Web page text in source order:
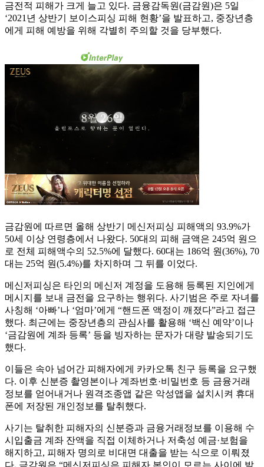
금전적 피해가 크게 늘고 있다. 금융감독원(금감원)은 5일
‘2021년 상반기 보이스피싱 피해 현황’을 발표하고, 중장년층
에게 피해 예방을 위해 각별히 주의할 것을 당부했다.
금감원에 따르면 올해 상반기 메신저피싱 피해액의 93.9%가
50세 이상 연령층에서 나왔다. 50대의 피해 금액은 245억 원으
로 전체 피해액수의 52.5%에 달했다. 60대는 186억 원(36%), 70
대는 25억 원(5.4%)를 차지하며 그 뒤를 이었다.
메신저피싱은 타인의 메신저 계정을 도용해 등록된 지인에게
메시지를 보내 금전을 요구하는 행위다. 사기범은 주로 자녀를
사칭해 ‘아빠’나 ‘엄마’에게 “핸드폰 액정이 깨졌다”라고 접근
했다. 최근에는 중장년층의 관심사를 활용해 ‘백신 예약’이나
‘금감원에 계좌 등록’ 등을 빙자하는 문자가 대량 발송되기도
했다.
이들은 속아 넘어간 피해자에게 카카오톡 친구 등록을 요구했
다. 이후 신분증 촬영본이나 계좌번호·비밀번호 등 금융거래
정보를 얻어내거나 원격조종앱 같은 악성앱을 설치시켜 휴대
폰에 저장된 개인정보를 탈취했다.
사기는 탈취한 피해자의 신분증과 금융거래정보를 이용해 수
시입출금 계좌 잔액을 직접 이체하거나 저축성 예금·보험을
해지하고, 피해자 명의로 비대면 대출을 받는 식으로 이뤄졌